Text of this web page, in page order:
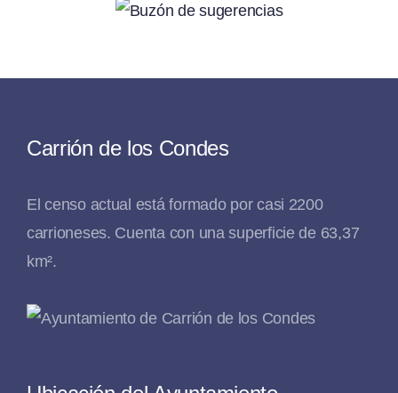
Carrión de los Condes
El censo actual está formado por casi 2200
carrioneses. Cuenta con una superficie de 63,37
km².